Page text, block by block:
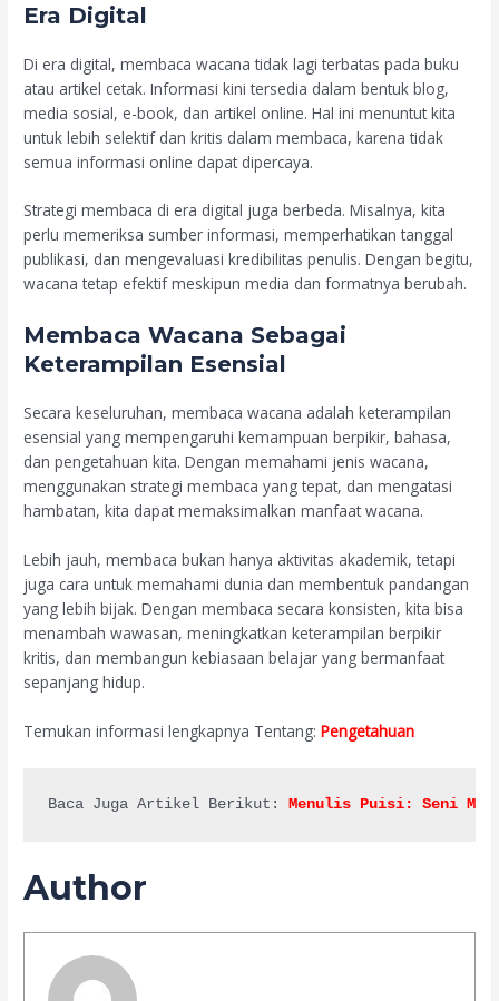
Era Digital
Di era digital, membaca wacana tidak lagi terbatas pada buku
atau artikel cetak. Informasi kini tersedia dalam bentuk blog,
media sosial, e-book, dan artikel online. Hal ini menuntut kita
untuk lebih selektif dan kritis dalam membaca, karena tidak
semua informasi online dapat dipercaya.
Strategi membaca di era digital juga berbeda. Misalnya, kita
perlu memeriksa sumber informasi, memperhatikan tanggal
publikasi, dan mengevaluasi kredibilitas penulis. Dengan begitu,
wacana tetap efektif meskipun media dan formatnya berubah.
Membaca Wacana Sebagai
Keterampilan Esensial
Secara keseluruhan, membaca wacana adalah keterampilan
esensial yang mempengaruhi kemampuan berpikir, bahasa,
dan pengetahuan kita. Dengan memahami jenis wacana,
menggunakan strategi membaca yang tepat, dan mengatasi
hambatan, kita dapat memaksimalkan manfaat wacana.
Lebih jauh, membaca bukan hanya aktivitas akademik, tetapi
juga cara untuk memahami dunia dan membentuk pandangan
yang lebih bijak. Dengan membaca secara konsisten, kita bisa
menambah wawasan, meningkatkan keterampilan berpikir
kritis, dan membangun kebiasaan belajar yang bermanfaat
sepanjang hidup.
Temukan informasi lengkapnya Tentang:Pengetahuan
Baca Juga Artikel Berikut: Menulis Puisi: Seni
Author